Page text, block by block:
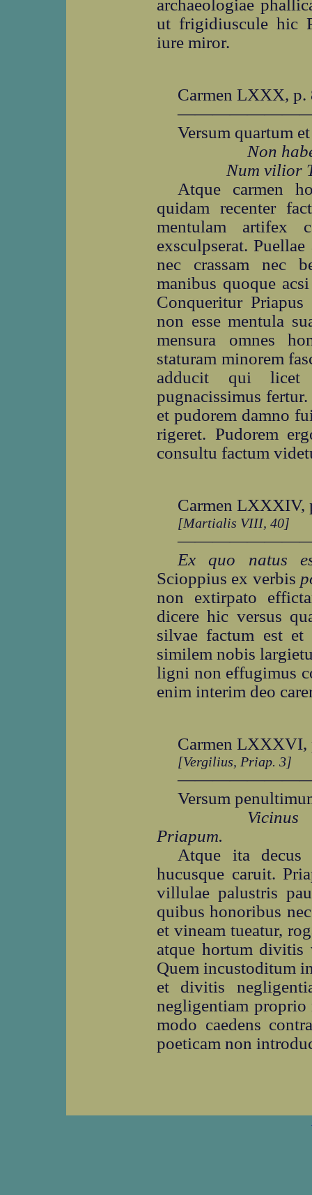
archaeologiae
ut frigidiuscule hic
iure miror.
Carmen LXXX, p.
Versum quartum
Non
Num vilior
Atque carmen
quidam recenter
mentulam artifex
exsculpserat.
nec crassam nec
manibus quoque
Conqueritur Priapus
non esse mentula
mensura omnes
staturam minorem
adducit qui licet
pugnacissimus
et pudorem damno
rigeret. Pudorem
consultu factum
Carmen LXXXIV,
[Martialis VIII, 40]
Ex quo natus
Scioppius ex verbis
non extirpato
dicere hic versus
silvae factum est
similem nobis
ligni non effugimus
enim interim deo
Carmen LXXXVI,
[Vergilius, Priap. 3]
Versum
Priapum.
Atque ita decus
hucusque caruit.
villulae palustris
quibus honoribus
et vineam tueatur,
atque hortum divitis
Quem incustoditum
et divitis
negligentiam
modo caedens
poeticam non